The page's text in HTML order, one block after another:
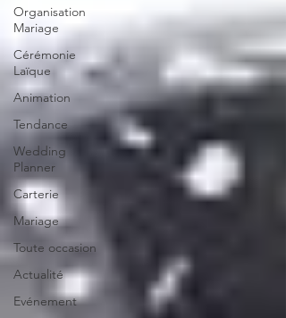
Organisation
Mariage
Cérémonie
Laïque
Animation
Tendance
Wedding
Planner
Carterie
Mariage
Toute occasion
Actualité
Evénement